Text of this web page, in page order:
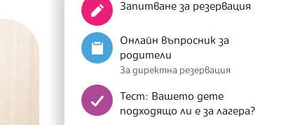
Запитване за резервация
Онлайн въпросник за
родители
За директна резервация
Тест: Вашето дете
подходящо ли е за лагера?